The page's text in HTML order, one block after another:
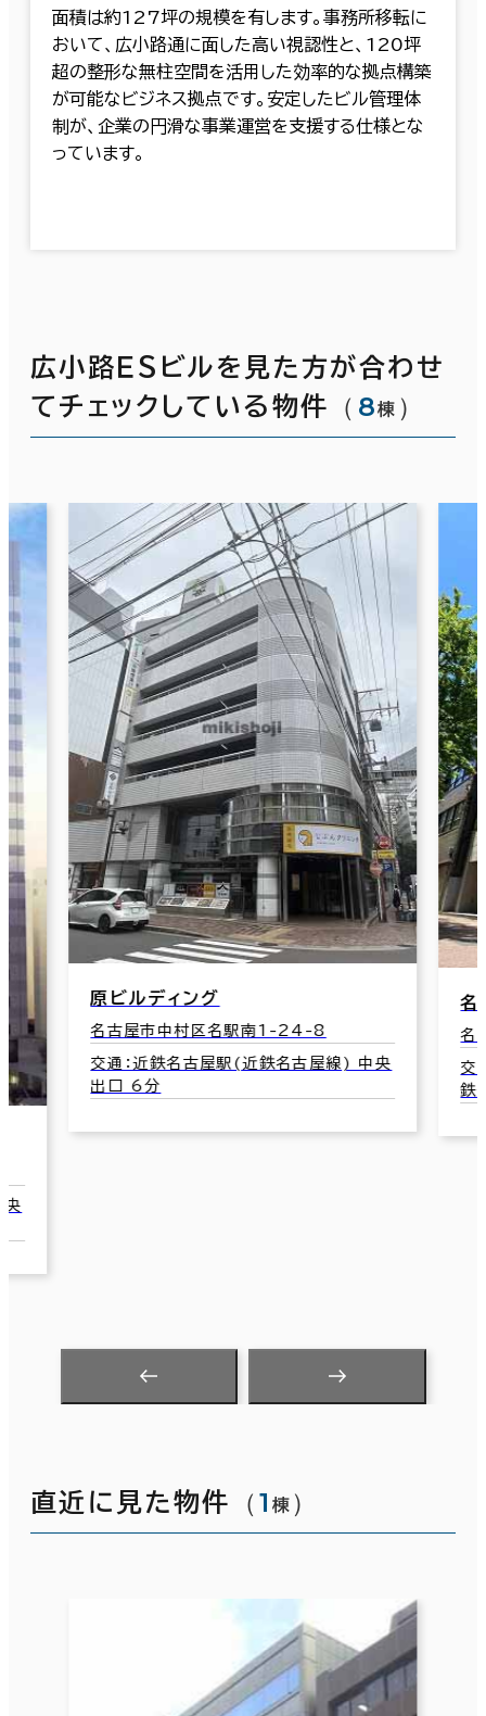
面積は約127坪の規模を有します。事務所移転に
おいて、広小路通に面した高い視認性と、120坪
超の整形な無柱空間を活用した効率的な拠点構築
が可能なビジネス拠点です。安定したビル管理体
制が、企業の円滑な事業運営を支援する仕様とな
っています。
広小路ＥＳビルを見た方が合わせ
てチェックしている物件
（ 8棟 ）
名駅ユタカビル
名古屋市中村区名駅南3-6-6
交通：ささしまライブ駅(名古屋臨海高速
鉄道名古屋臨海あおなみ線) 11分
Ｅ
名
交
出
直近に見た物件 （1 棟 ）